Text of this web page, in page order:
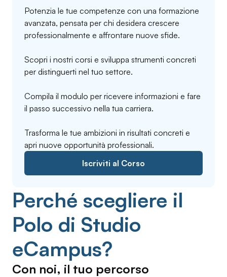
Potenzia le tue competenze con una formazione
avanzata, pensata per chi desidera crescere
professionalmente e affrontare nuove sfide.
Scopri i nostri corsi e sviluppa strumenti concreti
per distinguerti nel tuo settore.
Compila il modulo per ricevere informazioni e fare
il passo successivo nella tua carriera.
Trasforma le tue ambizioni in risultati concreti e
apri nuove opportunità professionali.
Iscriviti al Corso
Perché scegliere il
Polo di Studio
eCampus?
Con noi, il tuo percorso